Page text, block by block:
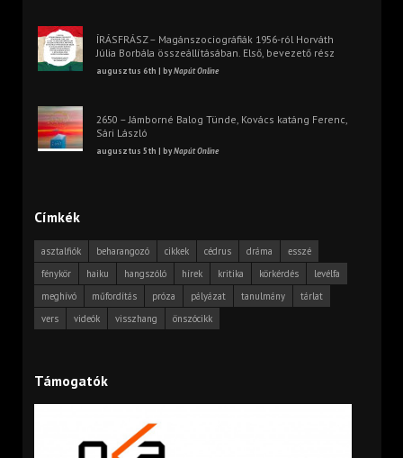
ÍRÁSFRÁSZ – Magánszociográfiák 1956-ról Horváth
Júlia Borbála összeállításában. Első, bevezető rész
augusztus 6th | byNapút Online
2650 – Jámborné Balog Tünde, Kovács katáng Ferenc,
Sári László
augusztus 5th | byNapút Online
Címkék
asztalfiók beharangozó cikkek cédrus dráma
esszé
fénykör
haiku hangszóló hírek kritika körkérdés
levélfa
meghívó
műfordítás próza pályázat tanulmány
tárlat
vers
videók visszhang önszócikk
Támogatók